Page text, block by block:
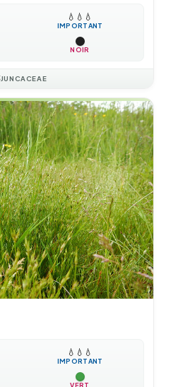
💧 💧 💧
IMPORTANT
NOIR
JUNCACEAE
💧 💧 💧
IMPORTANT
VERT